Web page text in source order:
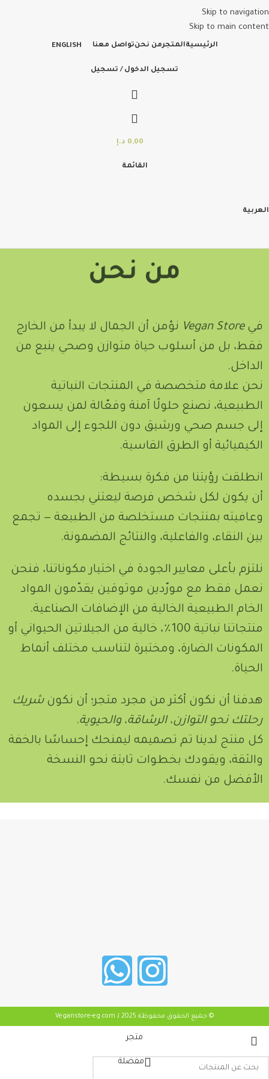
Skip to navigation
Skip to main content
الرئيسيةالمتجرمن نحنتواصل معنا ENGLISH
تسجيل الدخول / تسجيل
0,00 د.إ
القائمة
العربية
من نحن
فيVegan Store نؤمن أن الجمال لا يبدأ من الخارج
فقط، بل من أسلوب حياة متوازن وصحي ينبع من
الداخل.
نحن علامة متخصصة في المنتجات النباتية
الطبيعية، نصنع حلولًا آمنة وفعّالة لمن يسعون
إلى جسم صحي ورشيق دون اللجوء إلى المواد
الكيميائية أو الطرق القاسية.
انطلقت رؤيتنا من فكرة بسيطة:
أن يكون لكل شخص فرصة ليعتني بجسده
وعافيته بمنتجات مستخلصة من الطبيعة — تجمع
بين النقاء، والفاعلية، والنتائج المضمونة.
نلتزم بأعلى معايير الجودة في اختيار مكوناتنا، فنحن
نعمل فقط مع مورّدين موثوقين يقدّمون المواد
الخام الطبيعية الخالية من الإضافات الصناعية.
منتجاتنا نباتية 100٪، خالية من الجيلاتين الحيواني أو
المكونات الضارة، ومختبرة لتناسب مختلف أنماط
الحياة.
هدفنا أن نكون أكثر من مجرد متجر؛ أن نكونشريك
رحلتك نحو التوازن، الرشاقة، والحيوية.
كل منتج لدينا تم تصميمه ليمنحك إحساسًا بالخفة
والثقة، ويقودك بخطوات ثابتة نحو النسخة
الأفضل من نفسك.
© جميع الحقوق محفوظة 2025 لـ Veganstore-eg.com
متجر
مفضلة